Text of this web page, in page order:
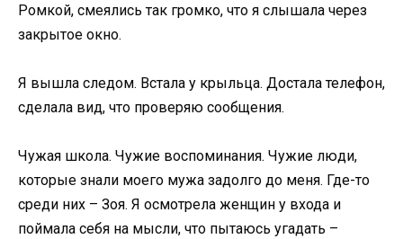
Ромкой, смеялись так громко, что я слышала через
закрытое окно.
Я вышла следом. Встала у крыльца. Достала телефон,
сделала вид, что проверяю сообщения.
Чужая школа. Чужие воспоминания. Чужие люди,
которые знали моего мужа задолго до меня. Где-то
среди них – Зоя. Я осмотрела женщин у входа и
поймала себя на мысли, что пытаюсь угадать –